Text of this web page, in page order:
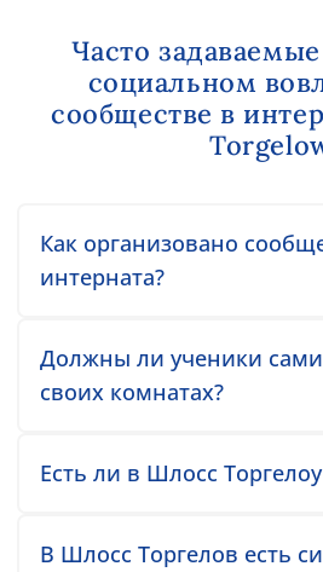
Часто
социальном
сообществе в
Как организовано
интерната?
Toggle accordion item
Должны ли ученики сами
своих комнатах?
Toggle accordion item
Есть ли в Шлосс
Toggle accordion item
В Шлосс Торгелов есть
Toggle accordion item